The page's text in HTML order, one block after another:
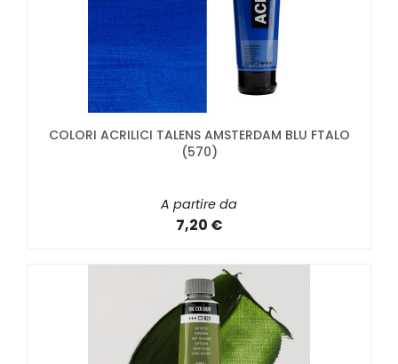
COLORI ACRILICI TALENS AMSTERDAM BLU FTALO
(570)
A partire da
7,20 €